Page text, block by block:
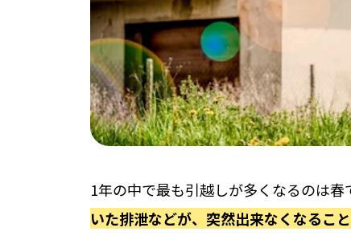
1年の中で最も引越しが多くなるのは春
いた排泄などが、突然出来なくなること